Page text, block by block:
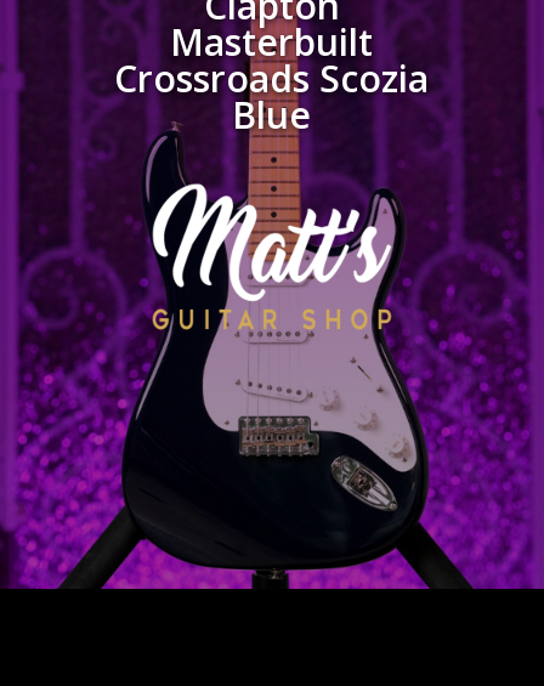
Masterbuilt
Crossroads Scozia
Blue